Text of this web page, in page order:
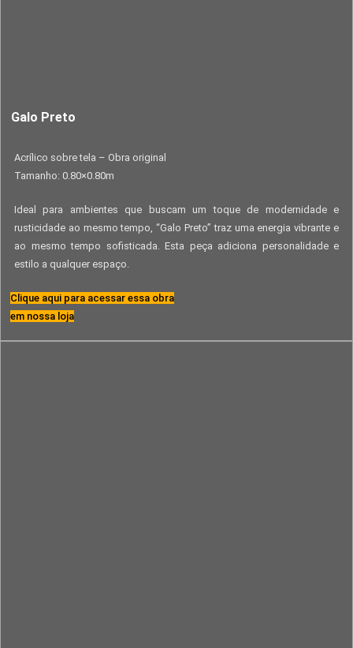
Galo Preto
Acrílico sobre tela – Obra original
Tamanho: 0.80×0.80m
Ideal para ambientes que buscam um toque de modernidade e
rusticidade ao mesmo tempo, “Galo Preto” traz uma energia vibrante e
ao mesmo tempo sofisticada. Esta peça adiciona personalidade e
estilo a qualquer espaço.
Clique aqui para acessar essa obra
em nossa loja